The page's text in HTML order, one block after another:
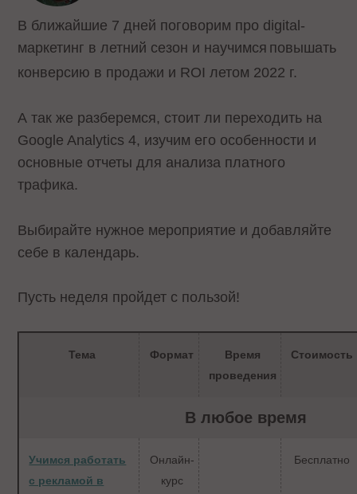
В ближайшие 7 дней поговорим про digital-
маркетинг в летний сезон и научимся повышать
конверсию в продажи и ROI летом 2022 г.
А так же разберемся, стоит ли переходить на
Google Analytics 4, изучим его особенности и
основные отчеты для анализа платного
трафика.
Выбирайте нужное мероприятие и добавляйте
себе в календарь.
Пусть неделя пройдет с пользой!
Тема Формат
Время
проведения
Стоимость
В любое время
Учимся работать
с рекламой в
Онлайн-
курс
Бесплатно